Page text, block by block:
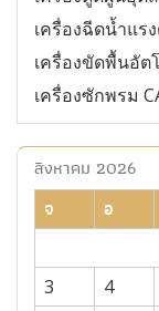
เครื่องฉีดน้ำแรง
เครื่องขัดพื้นอัต
เครื่องซักพรม
สิงหาคม 2026
จ
อ
3
4